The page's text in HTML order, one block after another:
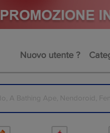
Nuovo utente ?